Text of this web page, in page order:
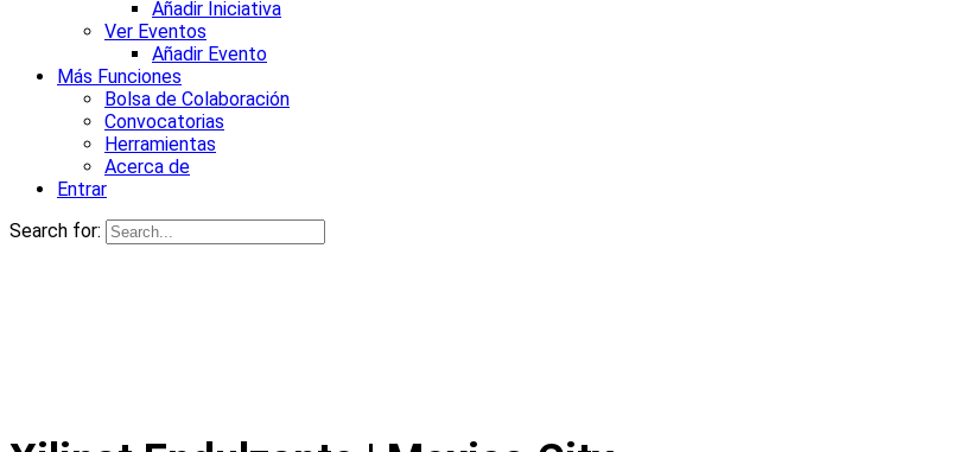
Añadir Iniciativa
Ver Eventos
Añadir Evento
Más Funciones
Bolsa de Colaboración
Convocatorias
Herramientas
Acerca de
Entrar
Search for: